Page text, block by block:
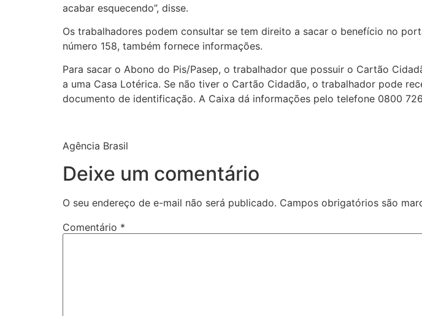
acabar esquecendo”, disse.
Os trabalhadores podem consultar se tem direito a sacar o benefício no
número 158, também fornece informações.
Para sacar o Abono do Pis/Pasep, o trabalhador que possuir o Cartão
a uma Casa Lotérica. Se não tiver o Cartão Cidadão, o trabalhador pode
documento de identificação. A Caixa dá informações pelo telefone 0800
Agência Brasil
Deixe um comentário
O seu endereço de e-mail não será publicado. Campos obrigatórios são
Comentário *